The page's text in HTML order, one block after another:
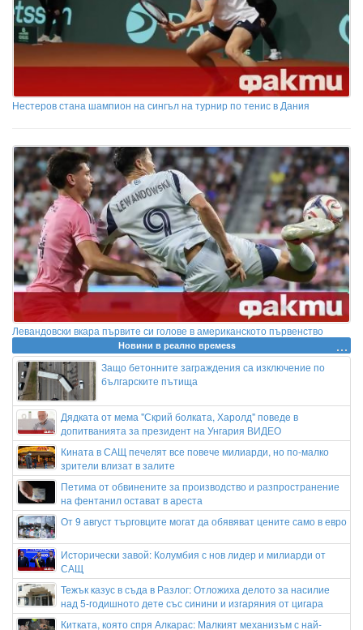
Нестеров стана шампион на сингъл на турнир по тенис в Дания
Левандовски вкара първите си голове в американското първенство
Новини в реално времеss
Защо бетонните заграждения са изключение по
българските пътища
Дядката от мема "Скрий болката, Харолд" поведе в
допитванията за президент на Унгария ВИДЕО
Кината в САЩ печелят все повече милиарди, но по-малко
зрители влизат в залите
Петима от обвинените за производство и разпространение
на фентанил остават в ареста
От 9 август търговците могат да обявяват цените само в евро
Исторически завой: Колумбия с нов лидер и милиарди от
САЩ
Тежък казус в съда в Разлог: Отложиха делото за насилие
над 5-годишното дете със синини и изгаряния от цигара
Китката, която спря Алкарас: Малкият механизъм с най-